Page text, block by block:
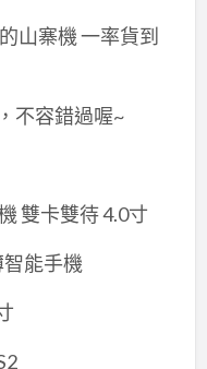
山寨機 一率貨到
不容錯過喔~
雙卡雙待 4.0寸
能手機